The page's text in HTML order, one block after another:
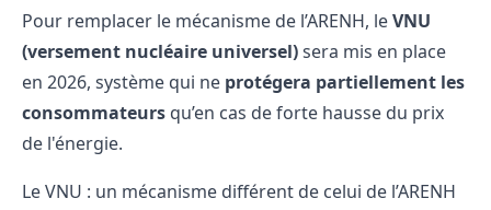
Pour remplacer le mécanisme de l’ARENH, leVNU
(versement nucléaire universel)sera mis en place
en 2026, système qui ne protégera partiellement les
consommateurs qu’en cas de forte hausse du prix
de l'énergie.
Le VNU : un mécanisme différent de celui de l’ARENH